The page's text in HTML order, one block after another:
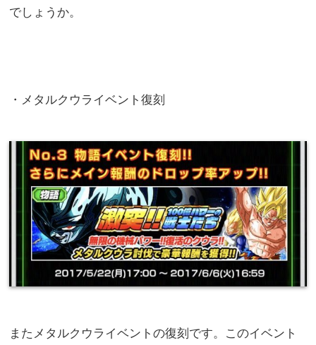
でしょうか。
・メタルクウライベント復刻
またメタルクウライベントの復刻です。このイベント